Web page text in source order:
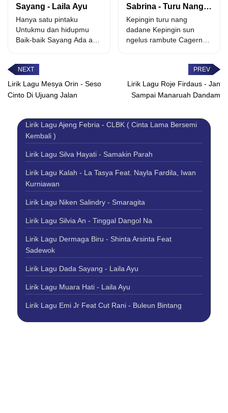
Sayang - Laila Ayu
Hanya satu pintaku
Untukmu dan hidupmu
Baik-baik Sayang Ada aku
Sabrina - Turu Nang
Dadane
Kepingin turu nang
dadane Kepingin sun
ngelus rambute Cagerno
Lirik Lagu Mesya Orin - Seso
Cinto Di Ujuang Jalan
Lirik Lagu Roje Firdaus - Jan
Sampai Manaruah Dandam
Lirik Lagu Ajeng Febria - CLBK ( Cinta Lama Bersemi
Kembali )
Lirik Lagu Silva Hayati - Samakin Parah
Lirik Lagu Kalah - La Tasya Feat. Nayla Fardila, Iwan
Kurniawan
Lirik Lagu Niken Salindry - Smaragita
Lirik Lagu Silvia An - Tinggal Dangol Na
Lirik Lagu Dermaga Biru - Shinta Arsinta Feat
Sadewok
Lirik Lagu Dada Sayang - Laila Ayu
Lirik Lagu Muara Hati - Laila Ayu
Lirik Lagu Emi Jr Feat Cut Rani - Buleun Bintang